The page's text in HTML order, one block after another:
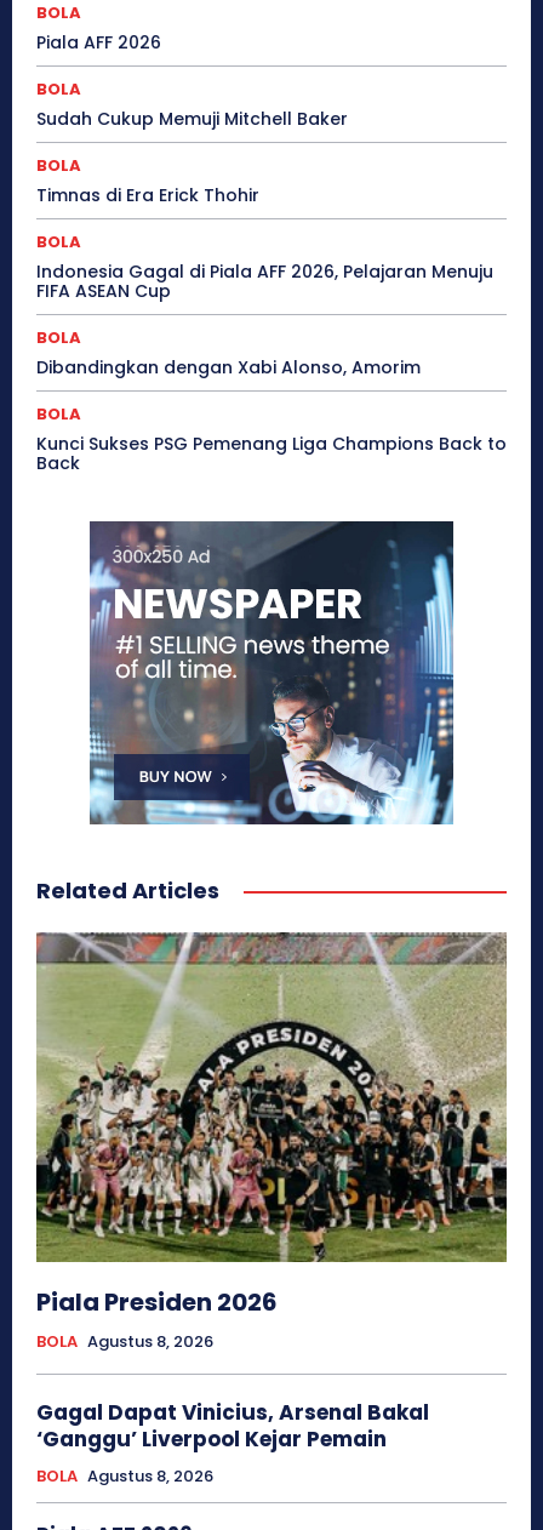
BOLA
Piala AFF 2026
BOLA
Sudah Cukup Memuji Mitchell Baker
BOLA
Timnas di Era Erick Thohir
BOLA
Indonesia Gagal di Piala AFF 2026, Pelajaran Menuju
FIFA ASEAN Cup
BOLA
Dibandingkan dengan Xabi Alonso, Amorim
BOLA
Kunci Sukses PSG Pemenang Liga Champions Back to
Back
Related Articles
Piala Presiden 2026
BOLA Agustus 8, 2026
Gagal Dapat Vinicius, Arsenal Bakal
‘Ganggu’ Liverpool Kejar Pemain
BOLA Agustus 8, 2026